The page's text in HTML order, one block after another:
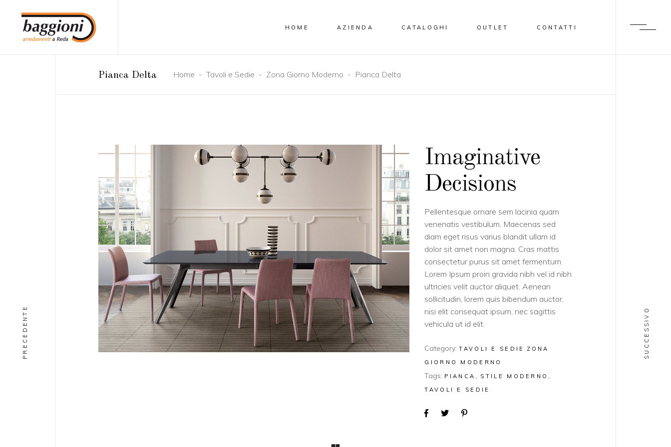
HOME AZIENDA CATALOGHI OUTLET CONTATTI
Pianca Delta Home - Tavoli e Sedie - Zona Giorno Moderno - Pianca Delta
Imaginative
Decisions
Pellentesque ornare sem lacinia quam
venenatis vestibulum. Maecenas sed
diam eget risus varius blandit ullam id
dolor sit amet non magna. Cras mattis
consectetur purus sit amet fermentum.
Lorem Ipsum proin gravida nibh vel id nibh
ultricies velit auctor aliquet. Aenean
sollicitudin, lorem quis bibendum auctor,
nisi elit consequat ipsum, nec sagittis
vehicula ut id elit.
Category: TAVOLI E SEDIE
ZONA
GIORNO MODERNO
Tags: PIANCA
STILE MODERNO
TAVOLI E SEDIE
PRECEDENTE SUCCESSIVO